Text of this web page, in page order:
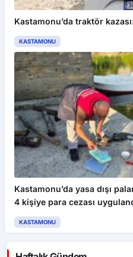
Kastamonu’da traktör
KASTAMONU
Kastamonu’da yasa dışı
4 kişiye para cezası
KASTAMONU